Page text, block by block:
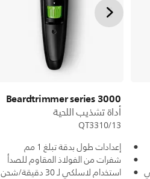
Beardtrimmer series 3000
أداة تشذيب اللحية
QT3310/13
إعدادات طول بدقة تبلغ 1 مم
شفرات من الفولاذ المقاوم للصدأ
استخدام لاسلكي لـ 30 دقيقة/شحن